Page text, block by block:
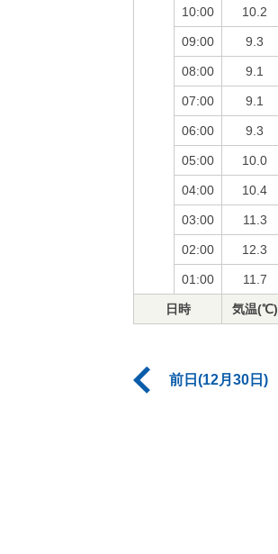
10:00 10.2
09:00 9.3
08:00 9.1
07:00 9.1
06:00 9.3
05:00 10.0
04:00 10.4
03:00 11.3
02:00 12.3
01:00 11.7
日時 気温(℃)
前日(12月30日)